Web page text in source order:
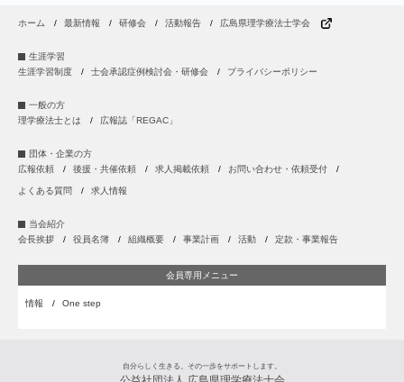
ホーム 最新情報 研修会 活動報告 広島県理学療法士学会
生涯学習
生涯学習制度
士会承認症例検討会・研修会 プライバシーポリシー
一般の方
理学療法士とは
広報誌「REGAC」
団体・企業の方
広報依頼
後援・共催依頼 求人掲載依頼 お問い合わせ・依頼受付
よくある質問 求人情報
当会紹介
会長挨拶
役員名簿 組織概要 事業計画 活動 定款・事業報告
会員専用メニュー
情報 One step
自分らしく生きる。その一歩をサポートします。